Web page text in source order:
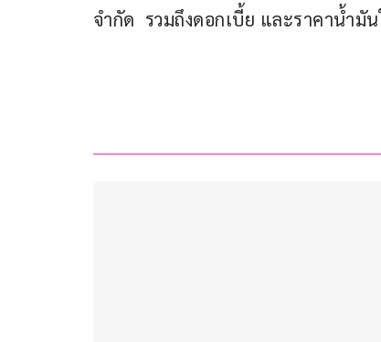
จำกัด  รวมถึงดอกเบี้ย และราคาน้ำมั